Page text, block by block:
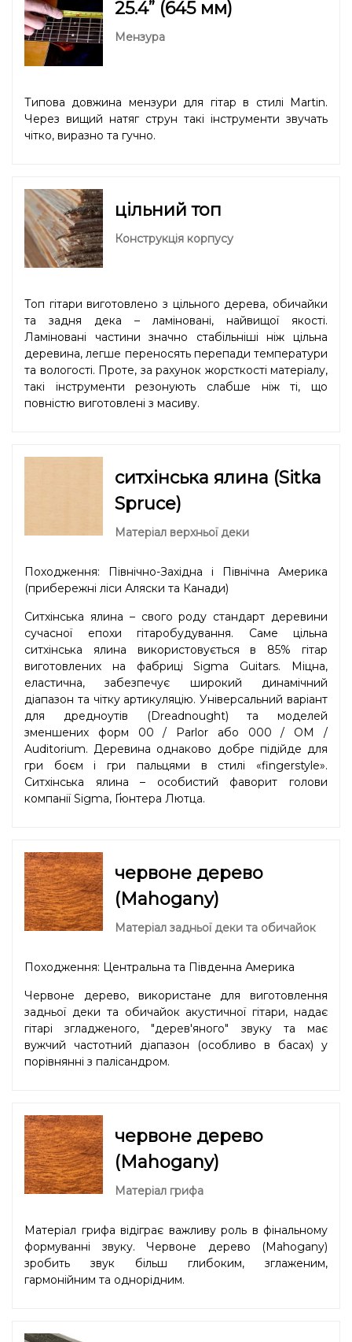
25.4” (645 мм)
Мензура
Типова довжина мензури для гітар в стилі Martin.
Через вищий натяг струн такі інструменти звучать
чітко, виразно та гучно.
цільний топ
Конструкція корпусу
Топ гітари виготовлено з цільного дерева, обичайки
та задня дека – ламіновані, найвищої якості.
Ламіновані частини значно стабільніші ніж цільна
деревина, легше переносять перепади температури
та вологості. Проте, за рахунок жорсткості матеріалу,
такі інструменти резонують слабше ніж ті, що
повністю виготовлені з масиву.
ситхінська ялина (Sitka
Spruce)
Матеріал верхньої деки
Походження: Північно-Західна і Північна Америка
(прибережні ліси Аляски та Канади)
Ситхінська ялина – свого роду стандарт деревини
сучасної епохи гітаробудування. Саме цільна
ситхінська ялина використовується в 85% гітар
виготовлених на фабриці Sigma Guitars. Міцна,
еластична, забезпечує широкий динамічний
діапазон та чітку артикуляцію. Універсальний варіант
для дредноутів (Dreadnought) та моделей
зменшених форм 00 / Parlor або 000 / OM /
Auditorium. Деревина однаково добре підійде для
гри боєм і гри пальцями в стилі «fingerstyle».
Ситхінська ялина – особистий фаворит голови
компанії Sigma, Ґюнтера Лютца.
червоне дерево
(Mahogany)
Матеріал задньої деки та обичайок
Походження: Центральна та Південна Америка
Червоне дерево, використане для виготовлення
задньої деки та обичайок акустичної гітари, надає
гітарі згладженого, "дерев'яного" звуку та має
вужчий частотний діапазон (особливо в басах) у
порівнянні з палісандром.
червоне дерево
(Mahogany)
Матеріал грифа
Матеріал грифа відіграє важливу роль в фінальному
формуванні звуку. Червоне дерево (Mahogany)
зробить звук більш глибоким, зглаженим,
гармонійним та однорідним.